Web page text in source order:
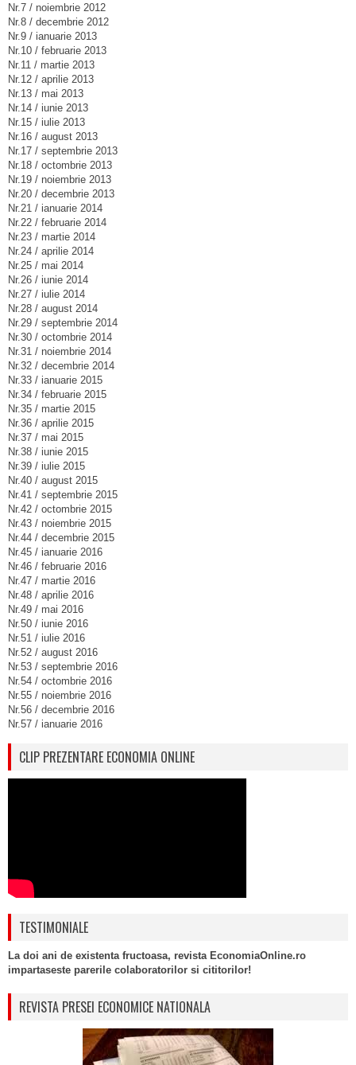
Nr.7 / noiembrie 2012
Nr.8 / decembrie 2012
Nr.9 / ianuarie 2013
Nr.10 / februarie 2013
Nr.11 / martie 2013
Nr.12 / aprilie 2013
Nr.13 / mai 2013
Nr.14 / iunie 2013
Nr.15 / iulie 2013
Nr.16 / august 2013
Nr.17 / septembrie 2013
Nr.18 / octombrie 2013
Nr.19 / noiembrie 2013
Nr.20 / decembrie 2013
Nr.21 / ianuarie 2014
Nr.22 / februarie 2014
Nr.23 / martie 2014
Nr.24 / aprilie 2014
Nr.25 / mai 2014
Nr.26 / iunie 2014
Nr.27 / iulie 2014
Nr.28 / august 2014
Nr.29 / septembrie 2014
Nr.30 / octombrie 2014
Nr.31 / noiembrie 2014
Nr.32 / decembrie 2014
Nr.33 / ianuarie 2015
Nr.34 / februarie 2015
Nr.35 / martie 2015
Nr.36 / aprilie 2015
Nr.37 / mai 2015
Nr.38 / iunie 2015
Nr.39 / iulie 2015
Nr.40 / august 2015
Nr.41 / septembrie 2015
Nr.42 / octombrie 2015
Nr.43 / noiembrie 2015
Nr.44 / decembrie 2015
Nr.45 / ianuarie 2016
Nr.46 / februarie 2016
Nr.47 / martie 2016
Nr.48 / aprilie 2016
Nr.49 / mai 2016
Nr.50 / iunie 2016
Nr.51 / iulie 2016
Nr.52 / august 2016
Nr.53 / septembrie 2016
Nr.54 / octombrie 2016
Nr.55 / noiembrie 2016
Nr.56 / decembrie 2016
Nr.57 / ianuarie 2016
CLIP PREZENTARE ECONOMIA ONLINE
TESTIMONIALE
La doi ani de existenta fructoasa, revista EconomiaOnline.ro
impartaseste parerile colaboratorilor si cititorilor!
REVISTA PRESEI ECONOMICE NATIONALA